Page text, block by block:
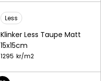
Less
Klinker Less Taupe Matt
15x15cm
1295 kr/m2